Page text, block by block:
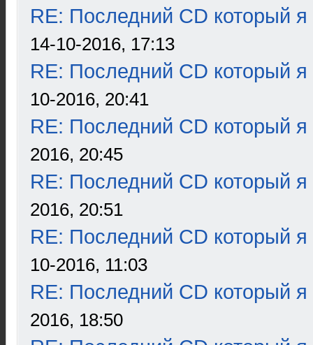
RE: Последний CD который я
14-10-2016, 17:13
RE: Последний CD который я
10-2016, 20:41
RE: Последний CD который я
2016, 20:45
RE: Последний CD который я
2016, 20:51
RE: Последний CD который я
10-2016, 11:03
RE: Последний CD который я
2016, 18:50